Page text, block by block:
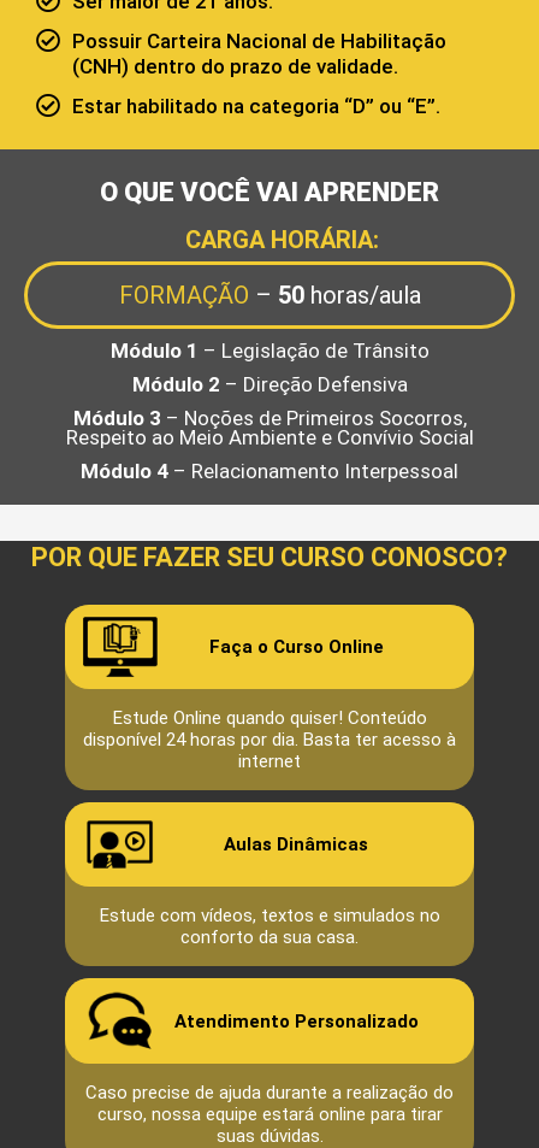
Possuir Carteira Nacional de Habilitação
(CNH) dentro do prazo de validade.
Estar habilitado na categoria “D” ou “E”.
O QUE VOCÊ VAI APRENDER
CARGA HORÁRIA:
FORMAÇÃO – 50horas/aula
Módulo 1 – Legislação de Trânsito
Módulo 2 – Direção Defensiva
Módulo 3 – Noções de Primeiros Socorros,
Respeito ao Meio Ambiente e Convívio Social
Módulo 4 – Relacionamento Interpessoal
POR QUE FAZER SEU CURSO CONOSCO?
Faça o Curso Online
Estude Online quando quiser! Conteúdo
disponível 24 horas por dia. Basta ter acesso à
internet
Aulas Dinâmicas
Estude com vídeos, textos e simulados no
conforto da sua casa.
Atendimento Personalizado
Caso precise de ajuda durante a realização do
curso, nossa equipe estará online para tirar
suas dúvidas.